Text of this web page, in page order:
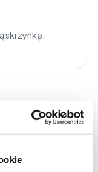
skrzynkę.